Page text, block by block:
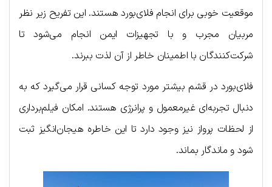
موقعیت خوبی برای انجام فلای‌بورد هستند. این تفریح زیر نظر
مربیان مجرب و با تجهیزات ایمن انجام می‌شود تا
شرکت‌کنندگان با اطمینان خاطر از آن لذت ببرند.
فلای‌بورد در قشم بیشتر مورد توجه کسانی قرار می‌گیرد که به
دنبال تجربه‌ای غیرمعمول و پرانرژی هستند. امکان فیلم‌برداری
از لحظات پرواز نیز وجود دارد تا این خاطره هیجان‌انگیز ثبت
شود و ماندگار بماند.